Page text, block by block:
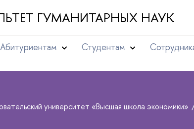
ГУМАНИТАРНЫХ НАУК
Абитуриентам Студентам
университет «Высшая школа экономики»